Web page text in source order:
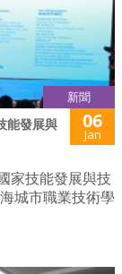
新聞
能發展與
06
Jan
家技能發展與技
城市職業技術學